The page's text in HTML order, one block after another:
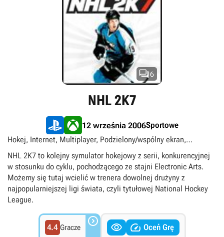
6
NHL 2K7
12 września 2006Sportowe
Hokej, Internet, Multiplayer, Podzielony/wspólny ekran,
Singleplayer
NHL 2K7 to kolejny symulator hokejowy z serii, konkurencyjnej
w stosunku do cyklu, pochodzącego ze stajni Electronic Arts.
Możemy się tutaj wcielić w trenera dowolnej drużyny z
najpopularniejszej ligi świata, czyli tytułowej National Hockey
League.
4.4 Gracze    Oceń Grę